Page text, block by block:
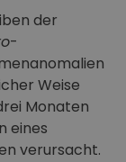
der
-
Weise
Monaten
eines
verursacht.